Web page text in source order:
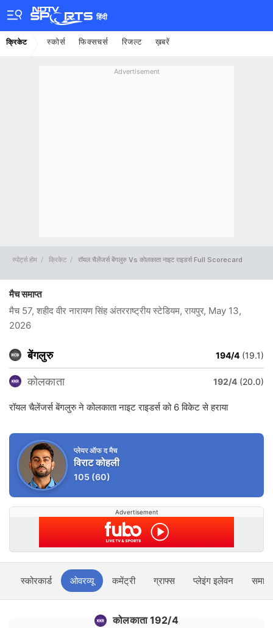
हिंदी
क्रिकेट स्कोर्स फिक्सचर्स रिजल्ट ख़बरें
Advertisement
स्पोर्ट्स होम क्रिकेट रॉयल चैलेंजर्स बेंगलुरु Vs कोलकाता नाइट राइडर्स Full Scorecard
मैच समाप्त
मैच 57, शहीद वीर नारायण सिंह अंतरराष्ट्रीय स्टेडियम, रायपुर, May 13,
2026
बेंगलुरु 194/4 (19.1)
कोलकाता 192/4 (20.0)
रॉयल चैलेंजर्स बेंगलुरु ने कोलकाता नाइट राइडर्स को 6 विकेट से हराया
प्लेयर ऑफ द मैच
विराट कोहली
105 (60)
Advertisement
स्कोरकार्ड ओवरव्यू कमेंट्री ग्राफ्स प्लेइंग इलेवन
कोलकाता 192/4